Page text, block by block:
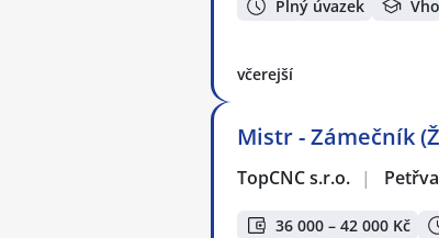
Plný úvazek
včerejší
Mistr - Zámečník
TopCNC s.r.o. |
36 000 – 42 000 Kč